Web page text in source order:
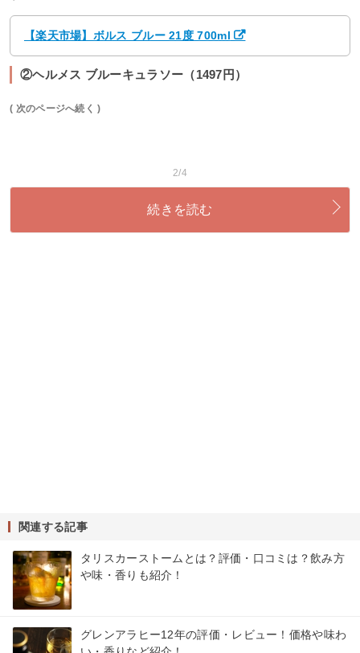
【楽天市場】ボルス ブルー 21度 700ml
②ヘルメス ブルーキュラソー（1497円）
( 次のページへ続く )
2/4
続きを読む
関連する記事
タリスカーストームとは？評価・口コミは？飲み方
や味・香りも紹介！
グレンアラヒー12年の評価・レビュー！価格や味わ